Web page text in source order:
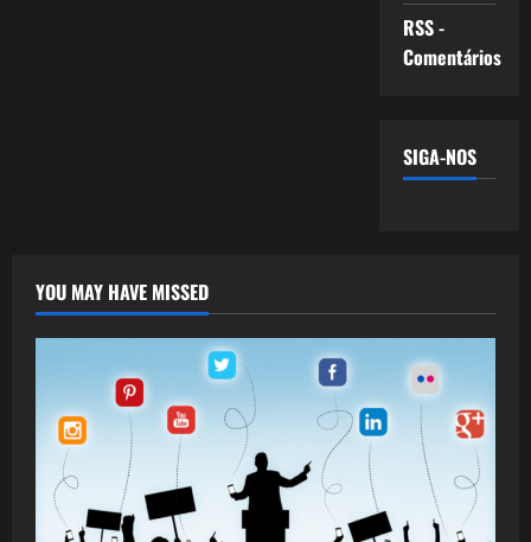
RSS -
Comentários
SIGA-NOS
YOU MAY HAVE MISSED